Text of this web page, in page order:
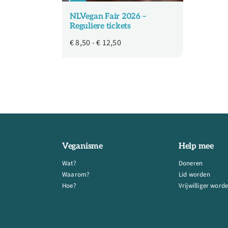
NLVegan Fair 2026 –
Reguliere tickets
€8,50-€ 12,50Prijsklasse:
Veganisme
Wat?
Waarom?
Hoe?
Help mee
Doneren
Lid worden
Vrijwilliger